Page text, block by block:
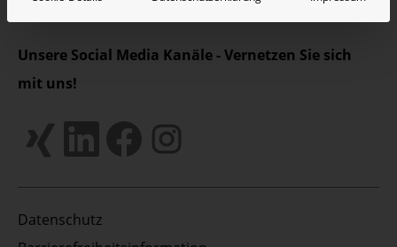
Datenschutz
Unsere Social Media Kanäle - Vernetzen Sie sich
mit uns!